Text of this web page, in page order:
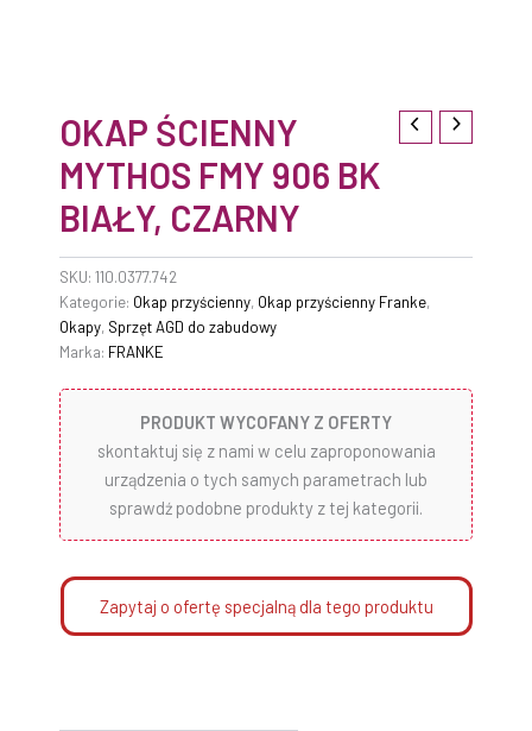
OKAP ŚCIENNY
MYTHOS FMY 906 BK
BIAŁY, CZARNY
SKU: 110.0377.742
Kategorie: Okap przyścienny, Okap przyścienny Franke,
Okapy, Sprzęt AGD do zabudowy
Marka: FRANKE
PRODUKT WYCOFANY Z OFERTY
skontaktuj się z nami w celu zaproponowania
urządzenia o tych samych parametrach lub
sprawdź podobne produkty z tej kategorii.
Zapytaj o ofertę specjalną dla tego produktu